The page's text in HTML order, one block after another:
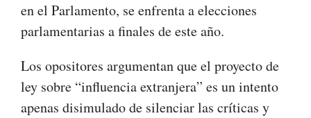
en el Parlamento, se enfrenta a elecciones
parlamentarias a finales de este año.
Los opositores argumentan que el proyecto de
ley sobre “influencia extranjera” es un intento
apenas disimulado de silenciar las críticas y